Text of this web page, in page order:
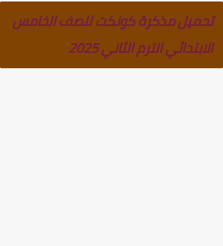
تحميل مذكرة كونكت للصف الخامس
الابتدائي الترم الثاني 2025